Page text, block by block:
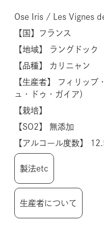
Ose Iris / Les Vignes
【国】
フランス
【地域】 ラングドック
【品種】 カリニャン
【生産者】 フィリップ
ュ・ドゥ・ガイア）
【栽培】
【SO2】 無添加
【アルコール度数】
製法etc
生産者について